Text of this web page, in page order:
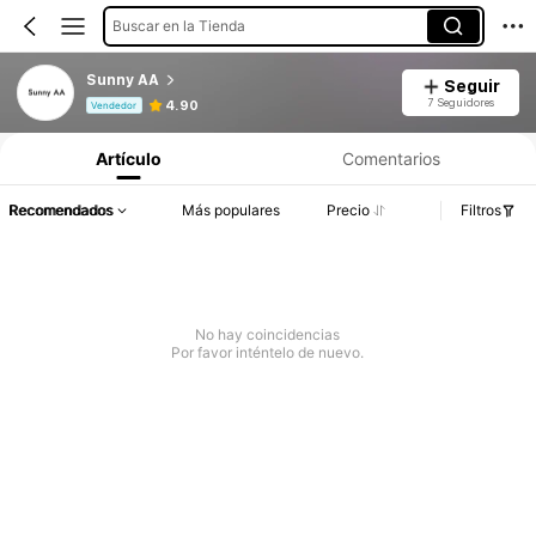
Buscar en la Tienda
Sunny AA
Vendedor 4.90
Seguir
7 Seguidores
Artículo Comentarios
Recomendados Más populares Precio Filtros
No hay coincidencias
Por favor inténtelo de nuevo.